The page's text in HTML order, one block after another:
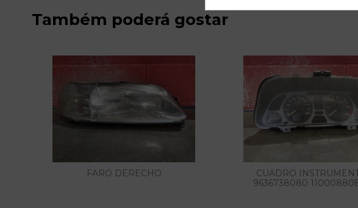
Também poderá gostar
FARO DERECHO
CUADRO
9636738080